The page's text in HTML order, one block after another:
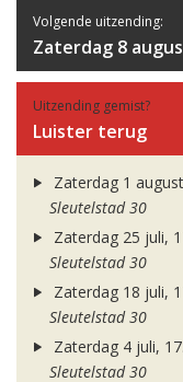
Volgende uitzending:
Zaterdag 8
Uitzending gemist?
Luister terug
Zaterdag 1
Sleutelstad 30
Zaterdag 25 juli,
Sleutelstad 30
Zaterdag 18 juli,
Sleutelstad 30
Zaterdag 4 juli,
Sleutelstad 30